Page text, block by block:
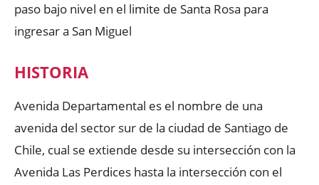
paso bajo nivel en el limite de Santa Rosa para
ingresar a San Miguel
HISTORIA
Avenida Departamental es el nombre de una
avenida del sector sur de la ciudad de Santiago de
Chile, cual se extiende desde su intersección con la
Avenida Las Perdices hasta la intersección con el